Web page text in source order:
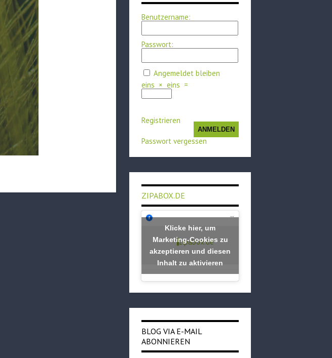
Benutzername:
Passwort:
Angemeldet bleiben
eins × eins =
ANMELDEN
Registrieren
Passwort vergessen
ZIPABOX.DE
zipabox.de
Klicke hier, um
Marketing-Cookies zu
akzeptieren und diesen
Inhalt zu aktivieren
BLOG VIA E-MAIL
ABONNIEREN